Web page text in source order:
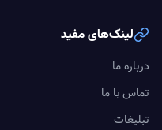
لینک‌های مفید
درباره ما
تماس با ما
تبلیغات